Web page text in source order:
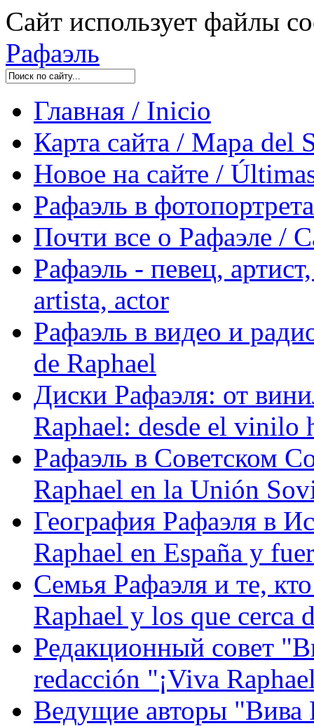
Сайт использует файлы
Рафаэль
Главная / Inicio
Карта сайта / Mapa del
Новое на сайте /
Рафаэль в
Почти все о Рафаэле /
Рафаэль - певец,
artista, actor
Рафаэль в видео и
de Raphael
Диски Рафаэля: от
Raphael: desde el vinilo
Рафаэль в Советском
Raphael en la Unión
География Рафаэля в
Raphael en España y
Семья Рафаэля и те,
Raphael y los que cerca
Редакционный совет
redacción "¡Viva
Ведущие авторы "Вива